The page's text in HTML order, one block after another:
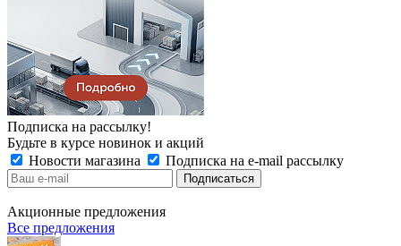
Подписка на рассылку!
Будьте в курсе новинок и акций
Новости магазина
Подписка на e-mail рассылку
Акционные предложения
Все предложения